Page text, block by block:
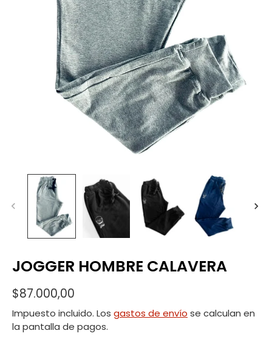
JOGGER HOMBRE CALAVERA
$87.000,00
Impuesto incluido. Los gastos de envío se calculan en
la pantalla de pagos.